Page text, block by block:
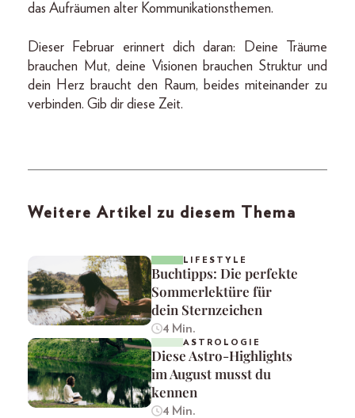
das Aufräumen alter Kommunikationsthemen.
Dieser Februar erinnert dich daran: Deine Träume
brauchen Mut, deine Visionen brauchen Struktur und
dein Herz braucht den Raum, beides miteinander zu
verbinden. Gib dir diese Zeit.
Weitere Artikel zu diesem Thema
LIFESTYLE
Buchtipps: Die perfekte
Sommerlektüre für
dein Sternzeichen
4 Min.
ASTROLOGIE
Diese Astro-Highlights
im August musst du
kennen
4 Min.